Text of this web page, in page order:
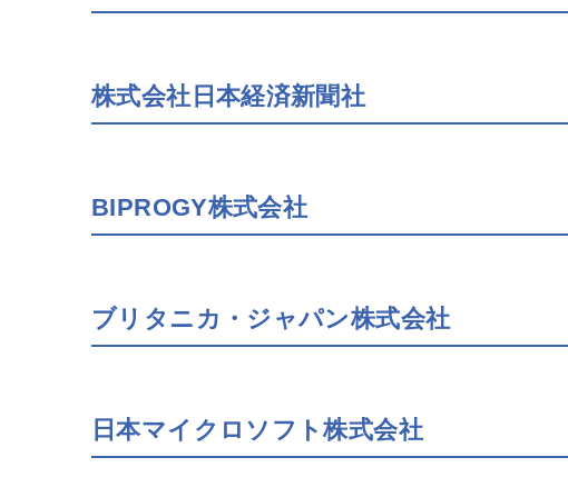
株式会社日本経済新聞社
BIPROGY株式会社
ブリタニカ・ジャパン株式会社
日本マイクロソフト株式会社